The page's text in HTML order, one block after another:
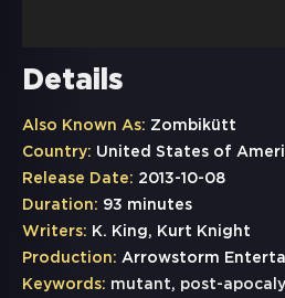
Details
Also Known As: Zombikütt
Country: United States of
Release Date: 2013-10-08
Duration: 93 minutes
Writers: K. King, Kurt Knight
Production: Arrowstorm
Keywords: mutant, post-